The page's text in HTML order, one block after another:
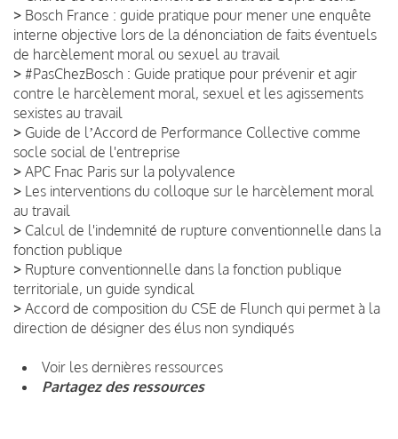
> Bosch France : guide pratique pour mener une enquête
interne objective lors de la dénonciation de faits éventuels
de harcèlement moral ou sexuel au travail
> #PasChezBosch : Guide pratique pour prévenir et agir
contre le harcèlement moral, sexuel et les agissements
sexistes au travail
> Guide de lʼAccord de Performance Collective comme
socle social de l'entreprise
> APC Fnac Paris sur la polyvalence
> Les interventions du colloque sur le harcèlement moral
au travail
> Calcul de l'indemnité de rupture conventionnelle dans la
fonction publique
> Rupture conventionnelle dans la fonction publique
territoriale, un guide syndical
> Accord de composition du CSE de Flunch qui permet à la
direction de désigner des élus non syndiqués
Voir les dernières ressources
Partagez des ressources